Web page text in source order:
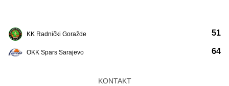
KK Radnički Goražde
OKK Spars Sarajevo
51
64
KONTAKT